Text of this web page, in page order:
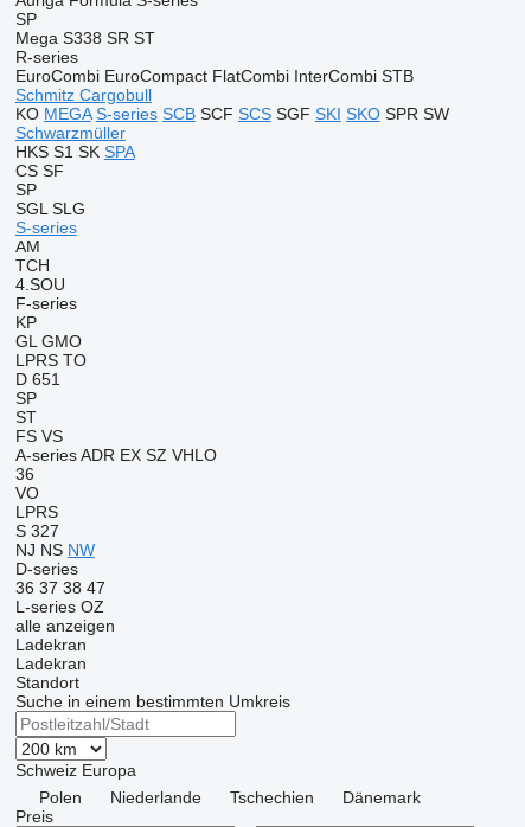
SP
Mega S338 SR ST
R-series
EuroCombi EuroCompact FlatCombi InterCombi STB
Schmitz Cargobull
KO MEGA S-series SCB SCF SCS SGF SKI SKO SPR SW
Schwarzmüller
HKS S1 SK SPA
CS SF
SP
SGL SLG
S-series
AM
TCH
4.SOU
F-series
KP
GL GMO
LPRS TO
D 651
SP
ST
FS VS
A-series ADR EX SZ VHLO
36
VO
LPRS
S 327
NJ NS NW
D-series
36 37 38 47
L-series OZ
alle anzeigen
Ladekran
Ladekran
Standort
Suche in einem bestimmten Umkreis
Schweiz Europa
Polen
Niederlande Tschechien
Dänemark
Preis